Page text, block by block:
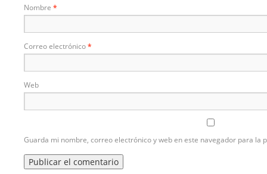
Nombre *
Correo electrónico*
Web
Guarda mi nombre, correo electrónico y web en este navegador para la